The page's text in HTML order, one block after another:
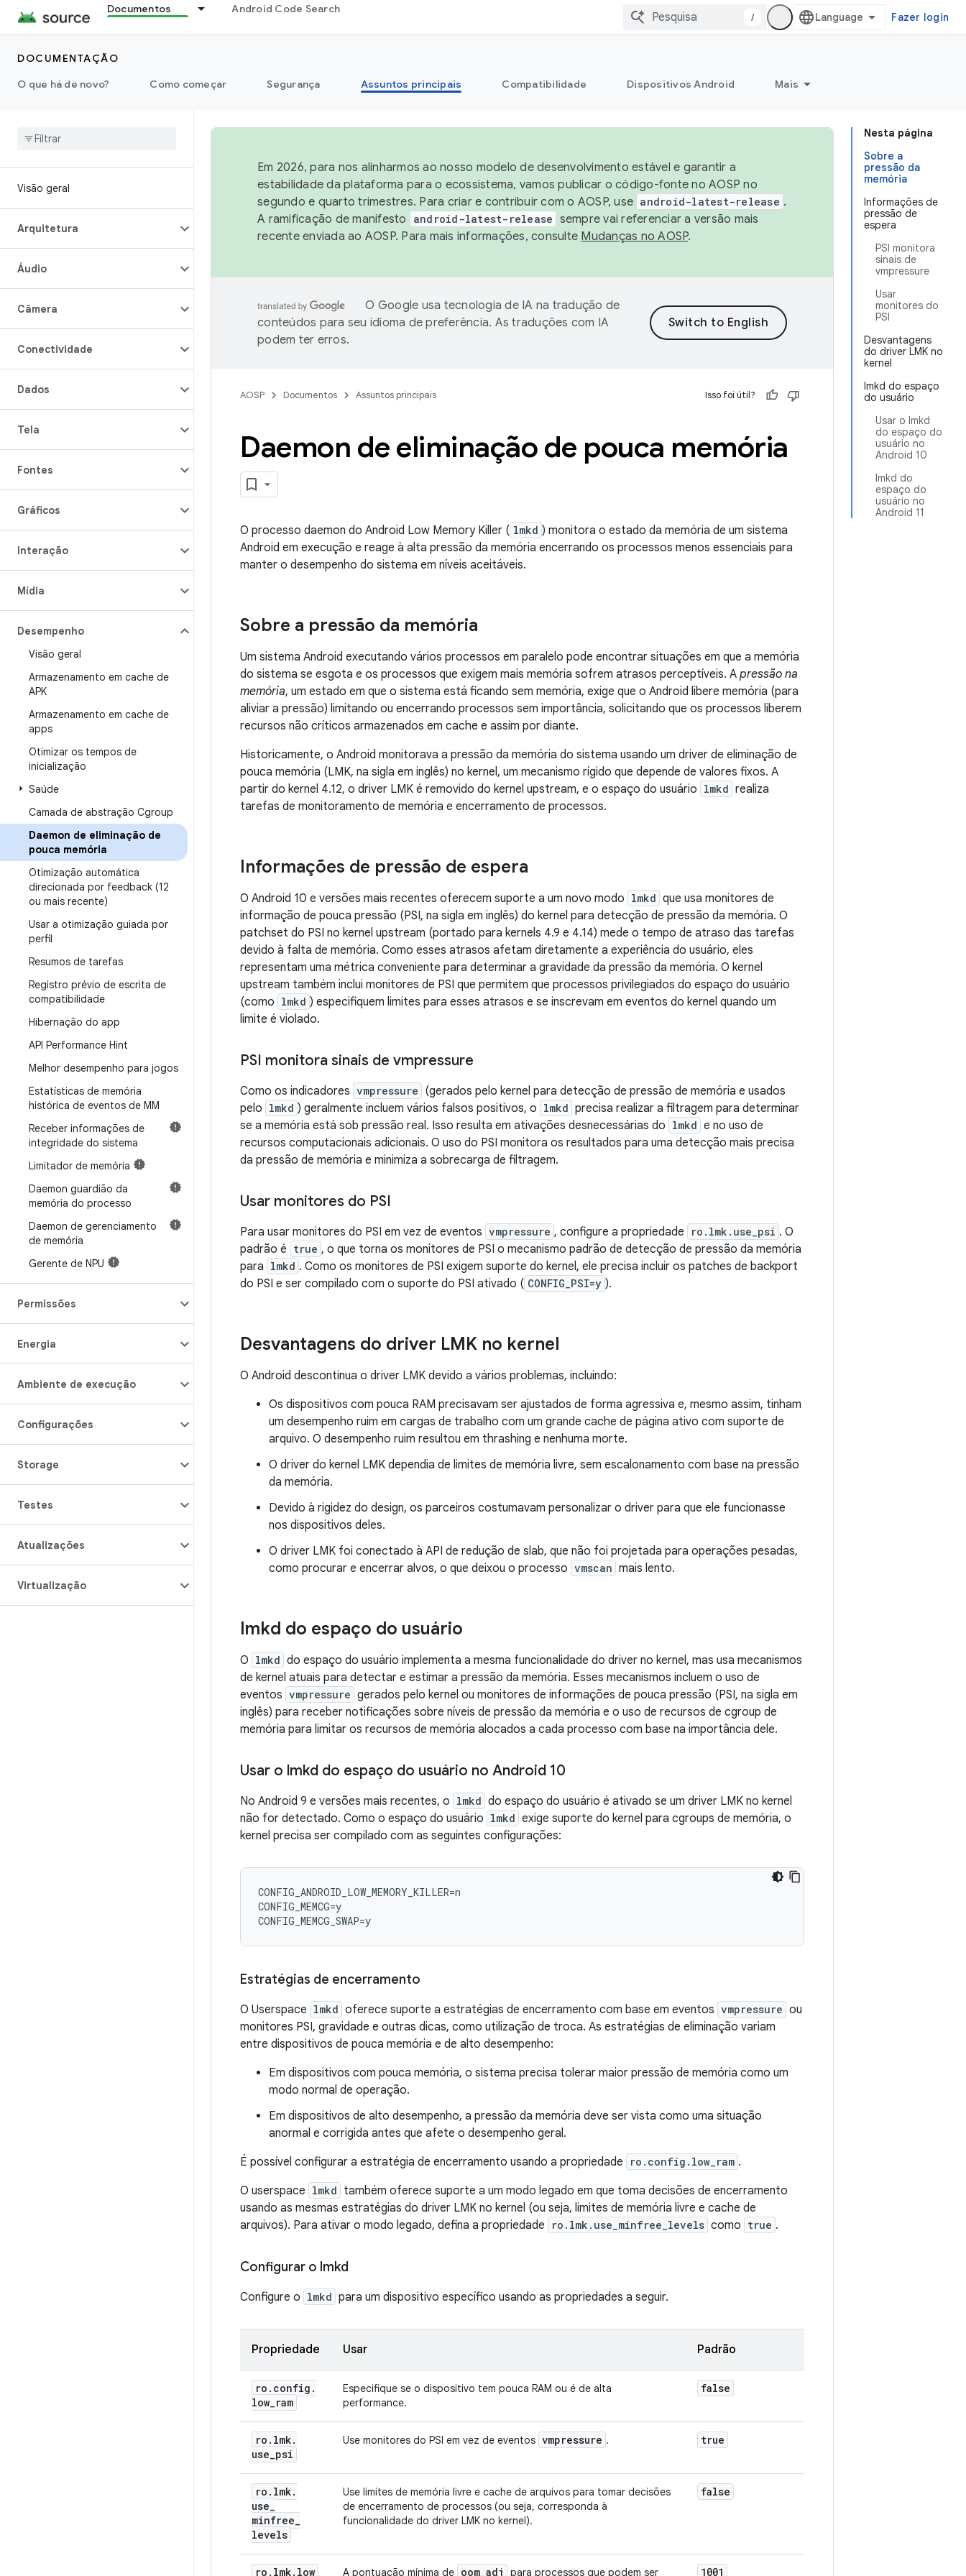
Documentos Android Code Search
/ Fazer login
DOCUMENTAÇÃO
O que há de novo?
Como começar Segurança Assuntos principais Compatibilidade Dispositivos Android Mais
Visão geral
Arquitetura
Áudio
Câmera
Conectividade
Dados
Tela
Fontes
Gráficos
Interação
Mídia
Desempenho
Visão geral
Armazenamento em cache de
APK
Armazenamento em cache de
apps
Otimizar os tempos de
inicialização
Saúde
Camada de abstração Cgroup
Daemon de eliminação de
pouca memória
Otimização automática
direcionada por feedback (12
ou mais recente)
Usar a otimização guiada por
perfil
Resumos de tarefas
Registro prévio de escrita de
compatibilidade
Hibernação do app
API Performance Hint
Melhor desempenho para jogos
Estatísticas de memória
histórica de eventos de MM
Receber informações de
integridade do sistema
Limitador de memória
Daemon guardião da
memória do processo
Daemon de gerenciamento
de memória
Gerente de NPU
Permissões
Energia
Ambiente de execução
Configurações
Storage
Testes
Atualizações
Virtualização
Nesta página
Sobre a
pressão da
memória
Informações de
pressão de
espera
PSI monitora
sinais de
vmpressure
Usar
monitores do
PSI
Desvantagens
do driver LMK no
kernel
lmkd do espaço
do usuário
Usar o lmkd
do espaço do
usuário no
Android 10
lmkd do
espaço do
usuário no
Android 11
Em 2026, para nos alinharmos ao nosso modelo de desenvolvimento estável e garantir a
estabilidade da plataforma para o ecossistema, vamos publicar o código-fonte no AOSP no
segundo e quarto trimestres. Para criar e contribuir com o AOSP, use android-latest-release .
A ramificação de manifesto
android-latest-release sempre vai referenciar a versão mais
recente enviada ao AOSP. Para mais informações, consulte Mudanças no AOSP.
O Google usa tecnologia de IA na tradução de
conteúdos para seu idioma de preferência. As traduções com IA
podem ter erros.
AOSP Documentos Assuntos principais Isso foi útil?
Daemon de eliminação de pouca memória
O processo daemon do Android Low Memory Killer ( lmkd ) monitora o estado da memória de um sistema
Android em execução e reage à alta pressão da memória encerrando os processos menos essenciais para
manter o desempenho do sistema em níveis aceitáveis.
Sobre a pressão da memória
Um sistema Android executando vários processos em paralelo pode encontrar situações em que a memória
do sistema se esgota e os processos que exigem mais memória sofrem atrasos perceptíveis. A pressão na
memória, um estado em que o sistema está ficando sem memória, exige que o Android libere memória (para
aliviar a pressão) limitando ou encerrando processos sem importância, solicitando que os processos liberem
recursos não críticos armazenados em cache e assim por diante.
Historicamente, o Android monitorava a pressão da memória do sistema usando um driver de eliminação de
pouca memória (LMK, na sigla em inglês) no kernel, um mecanismo rígido que depende de valores fixos. A
partir do kernel 4.12, o driver LMK é removido do kernel upstream, e o espaço do usuário lmkd realiza
tarefas de monitoramento de memória e encerramento de processos.
Informações de pressão de espera
O Android 10 e versões mais recentes oferecem suporte a um novo modo lmkd que usa monitores de
informação de pouca pressão (PSI, na sigla em inglês) do kernel para detecção de pressão da memória. O
patchset do PSI no kernel upstream (portado para kernels 4.9 e 4.14) mede o tempo de atraso das tarefas
devido à falta de memória. Como esses atrasos afetam diretamente a experiência do usuário, eles
representam uma métrica conveniente para determinar a gravidade da pressão da memória. O kernel
upstream também inclui monitores de PSI que permitem que processos privilegiados do espaço do usuário
(como lmkd ) especifiquem limites para esses atrasos e se inscrevam em eventos do kernel quando um
limite é violado.
PSI monitora sinais de vmpressure
Como os indicadores vmpressure (gerados pelo kernel para detecção de pressão de memória e usados
pelo lmkd ) geralmente incluem vários falsos positivos, o lmkd precisa realizar a filtragem para determinar
se a memória está sob pressão real. Isso resulta em ativações desnecessárias do lmkd e no uso de
recursos computacionais adicionais. O uso do PSI monitora os resultados para uma detecção mais precisa
da pressão de memória e minimiza a sobrecarga de filtragem.
Usar monitores do PSI
Para usar monitores do PSI em vez de eventos vmpressure , configure a propriedade ro.lmk.use_psi . O
padrão é true , o que torna os monitores de PSI o mecanismo padrão de detecção de pressão da memória
para lmkd . Como os monitores de PSI exigem suporte do kernel, ele precisa incluir os patches de backport
do PSI e ser compilado com o suporte do PSI ativado ( CONFIG_PSI=y ).
Desvantagens do driver LMK no kernel
O Android descontinua o driver LMK devido a vários problemas, incluindo:
Os dispositivos com pouca RAM precisavam ser ajustados de forma agressiva e, mesmo assim, tinham
um desempenho ruim em cargas de trabalho com um grande cache de página ativo com suporte de
arquivo. O desempenho ruim resultou em thrashing e nenhuma morte.
O driver do kernel LMK dependia de limites de memória livre, sem escalonamento com base na pressão
da memória.
Devido à rigidez do design, os parceiros costumavam personalizar o driver para que ele funcionasse
nos dispositivos deles.
O driver LMK foi conectado à API de redução de slab, que não foi projetada para operações pesadas,
como procurar e encerrar alvos, o que deixou o processo vmscan mais lento.
lmkd do espaço do usuário
O lmkd do espaço do usuário implementa a mesma funcionalidade do driver no kernel, mas usa mecanismos
de kernel atuais para detectar e estimar a pressão da memória. Esses mecanismos incluem o uso de
eventos vmpressure gerados pelo kernel ou monitores de informações de pouca pressão (PSI, na sigla em
inglês) para receber notificações sobre níveis de pressão da memória e o uso de recursos de cgroup de
memória para limitar os recursos de memória alocados a cada processo com base na importância dele.
Usar o lmkd do espaço do usuário no Android 10
No Android 9 e versões mais recentes, o lmkd do espaço do usuário é ativado se um driver LMK no kernel
não for detectado. Como o espaço do usuário lmkd exige suporte do kernel para cgroups de memória, o
kernel precisa ser compilado com as seguintes configurações:
CONFIG_ANDROID_LOW_MEMORY_KILLER=n
CONFIG_MEMCG=y
Estratégias de encerramento
O Userspace lmkd oferece suporte a estratégias de encerramento com base em eventos vmpressure ou
monitores PSI, gravidade e outras dicas, como utilização de troca. As estratégias de eliminação variam
entre dispositivos de pouca memória e de alto desempenho:
Em dispositivos com pouca memória, o sistema precisa tolerar maior pressão de memória como um
modo normal de operação.
Em dispositivos de alto desempenho, a pressão da memória deve ser vista como uma situação
anormal e corrigida antes que afete o desempenho geral.
É possível configurar a estratégia de encerramento usando a propriedade
ro.config.low_ram .
O userspace lmkd também oferece suporte a um modo legado em que toma decisões de encerramento
usando as mesmas estratégias do driver LMK no kernel (ou seja, limites de memória livre e cache de
arquivos). Para ativar o modo legado, defina a propriedade
ro.lmk.use_minfree_levels como true .
Configurar o lmkd
Configure o lmkd para um dispositivo específico usando as propriedades a seguir.
Propriedade Usar Padrão
ro . config .
low_ram
Especifique se o dispositivo tem pouca RAM ou é de alta
performance.
false
ro . lmk.
use_psi
Use monitores do PSI em vez de eventos vmpressure . true
ro . lmk.
use_
minfree_
levels
Use limites de memória livre e cache de arquivos para tomar decisões
de encerramento de processos (ou seja, corresponda à
funcionalidade do driver LMK no kernel).
false
ro . lmk. low A pontuação mínima de oom_adj para processos que podem ser 1001